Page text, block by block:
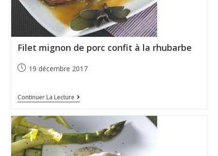
Filet mignon de porc confit à la rhubarbe
19 décembre 2017
Continuer La Lecture